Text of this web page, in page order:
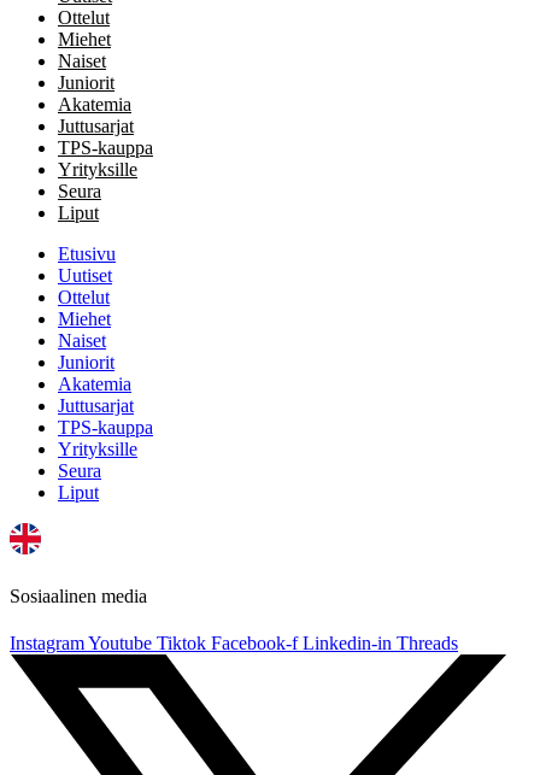
Ottelut
Miehet
Naiset
Juniorit
Akatemia
Juttusarjat
TPS-kauppa
Yrityksille
Seura
Liput
Etusivu
Uutiset
Ottelut
Miehet
Naiset
Juniorit
Akatemia
Juttusarjat
TPS-kauppa
Yrityksille
Seura
Liput
Sosiaalinen media
InstagramYoutube Tiktok Facebook-f Linkedin-in Threads